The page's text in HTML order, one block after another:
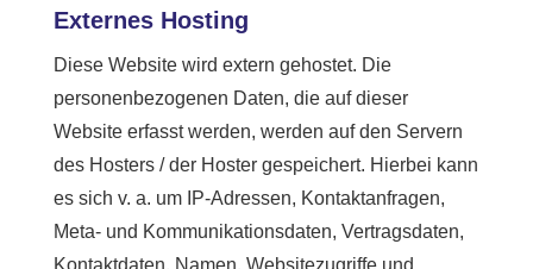
Externes Hosting
Diese Website wird extern gehostet. Die
personenbezogenen Daten, die auf dieser
Website erfasst werden, werden auf den Servern
des Hosters / der Hoster gespeichert. Hierbei kann
es sich v. a. um IP-Adressen, Kontaktanfragen,
Meta- und Kommunikationsdaten, Vertragsdaten,
Kontaktdaten, Namen, Websitezugriffe und